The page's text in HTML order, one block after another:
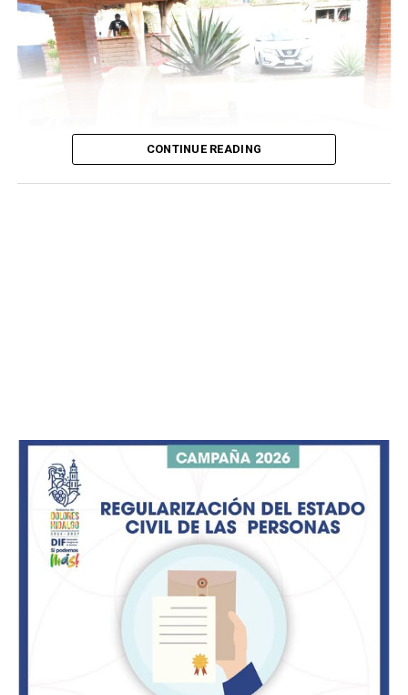
del periodo constituciona.
ADVERTISEMENT
Al celebrar la publicación oficial, el presidente
municipal, Manuel Montes, externó su respaldo a las
familias productoras del campo iturbidense, destacando
que el nombramiento blinda el patrimonio inmaterial
del municipio.
Con esta incorporación, San José de Iturbide se suma al
bloque geográfico protegido del estado, donde ya
figuraban municipios como San Felipe y San Luis de la
Paz, y al cual recientemente se adhirieron también
Tierra Blanca, Comonfort y Dolores Hidalgo.
CONTINUE READING